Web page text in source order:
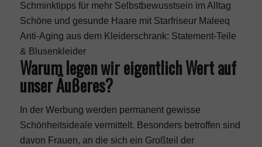
Schminktipps für mehr Selbstbewusstsein im Alltag
Schöne und gesunde Haare mit Starfriseur Maleeq
Anti-Aging aus dem Kleiderschrank: Statement-Teile
& Blusenkleider
Warum legen wir eigentlich Wert auf
unser Äußeres?
In der Werbung werden permanent gewisse
Schönheitsideale vermittelt. Besonders betroffen sind
davon Frauen, an die sich ein Großteil der